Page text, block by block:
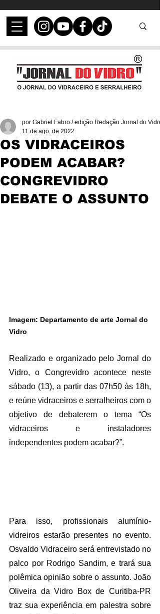
OS VIDRACEIROS
PODEM ACABAR?
CONGREVIDRO
DEBATE O ASSUNTO
por Gabriel Fabro / edição Redação Jornal do Vidro
11 de ago. de 2022
Imagem: Departamento de arte Jornal do
Vidro
Realizado e organizado pelo Jornal do
Vidro, o Congrevidro acontece neste
sábado (13), a partir das 07h50 às 18h,
e reúne vidraceiros e serralheiros com o
objetivo de debaterem o tema “Os
vidraceiros e instaladores
independentes podem acabar?”.
Para isso, profissionais alumínio-
vidreiros estarão presentes no evento.
Osvaldo Vidraceiro será entrevistado no
palco por Rodrigo Sandim, e trará sua
polêmica opinião sobre o assunto. João
Oliveira da Vidro Box de Curitiba-PR
traz sua experiência em palestra sobre